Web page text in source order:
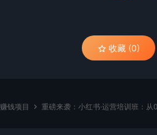
收藏 (0)
赚钱项目 重磅来袭：小红书·运营培训班：